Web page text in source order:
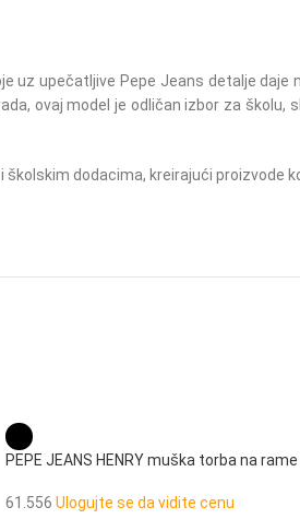
upečatljive Pepe Jeans detalje daje
ovaj model je odličan izbor za školu,
dodacima, kreirajući proizvode
PEPE JEANS HENRY muška torba na rame
61.556 Ulogujte se da vidite cenu